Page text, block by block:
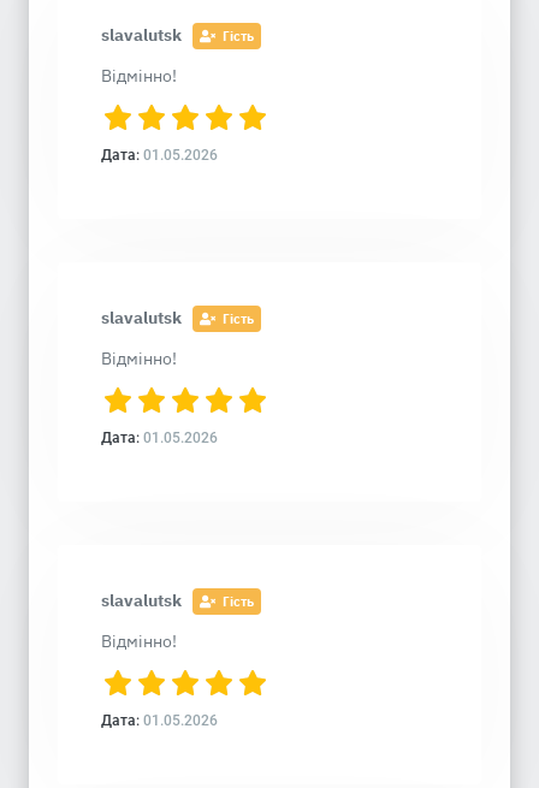
slavalutsk Гість
Відмінно!
Дата: 01.05.2026
slavalutsk Гість
Відмінно!
Дата: 01.05.2026
slavalutsk Гість
Відмінно!
Дата: 01.05.2026